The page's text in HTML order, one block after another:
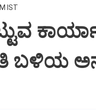
IST
ಬಳಿಯ